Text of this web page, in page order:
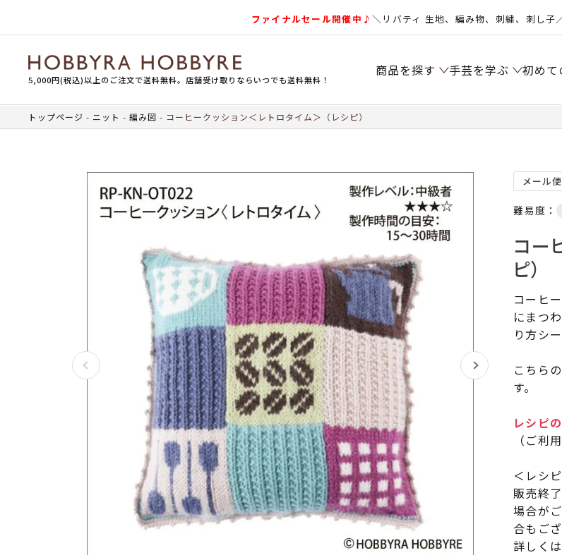
ファイナルセール開催中♪＼リバティ 生地、編み物、刺繍、刺し子
5,000円(税込)以上のご注文で送料無料。店舗受け取りならいつでも送料無料！
商品を探す 手芸を学ぶ 初めて
トップページ ニット 編み図 コーヒークッション＜レトロタイム＞（レシピ）
メール
難易度：
コー
ピ）
コーヒ
にまつ
り方シ
こちら
す。
レシピ
（ご利
＜レシ
販売終
場合が
合もござ
詳しく